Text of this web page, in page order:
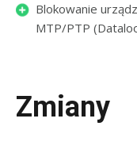
Blokowanie
MTP/PTP
Zmiany